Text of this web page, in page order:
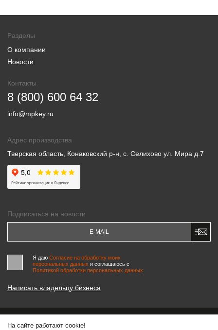
Разделы
О компании
Новости
Контакты
8 (800) 600 64 32
info@mpkey.ru
Адрес производства
Тверская область, Конаковский р-н, с. Селихово ул. Мира д.7
Подписаться на новости
Я даю Согласие на обработку моих
персональных данных и соглашаюсь c
Политикой обработки персональных данных
Написать владельцу бизнеса
© 2000-2026 «МАСТЕРСКИЕ ПИНЧУКА»
На сайте работают cookie!